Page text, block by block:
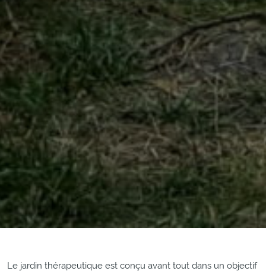
Le jardin thérapeutique est conçu avant tout dans un objectif